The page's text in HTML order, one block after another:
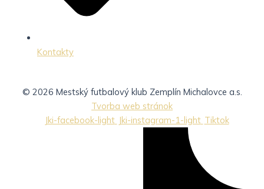
Kontakty
© 2026 Mestský futbalový klub Zemplín Michalovce a.s.
Tvorba web stránok
Jki-facebook-light Jki-instagram-1-light Tiktok